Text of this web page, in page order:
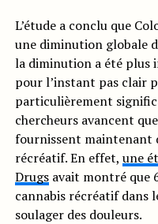
L’étude a conclu que
une diminution globale
la diminution a été plus
pour l’instant pas clair
particulièrement
chercheurs avancent
fournissent maintenant
récréatif. En effet, une
Drugsavait montré que
cannabis récréatif dans
soulager des douleurs.